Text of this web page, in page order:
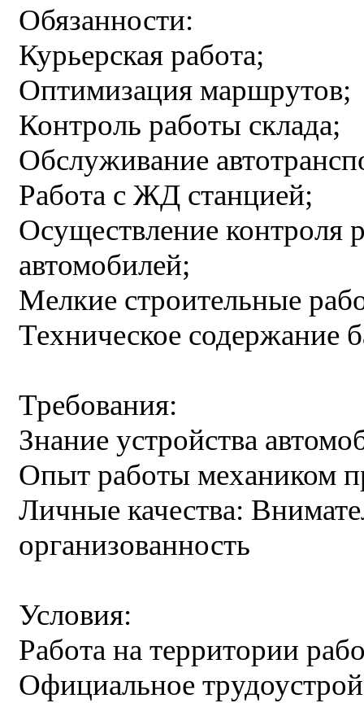
Обязанности:
Курьерская работа;
Оптимизация маршрутов;
Контроль работы склада;
Обслуживание
Работа с ЖД станцией;
Осуществление
автомобилей;
Мелкие строительные
Техническое содержание
Требования:
Знание устройства
Опыт работы механиком
Личные качества:
организованность
Условия:
Работа на территории
Официальное